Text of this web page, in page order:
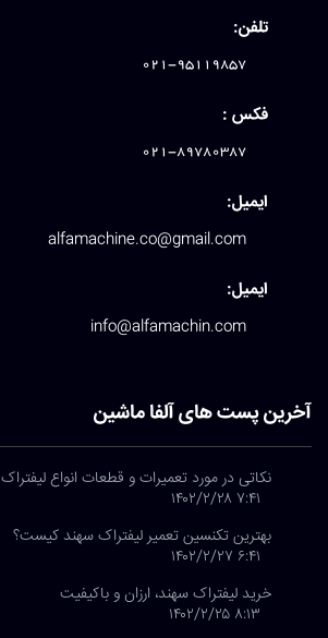
تلفن:
021-95119857
فکس :
021-89780387
ایمیل:
alfamachine.co@gmail.com
ایمیل:
info@alfamachin.com
آخرین پست های آلفا ماشین
نکاتی در مورد تعمیرات و قطعات انواع لیفتراک
۷:۴۱ ۱۴۰۲/۲/۲۸
بهترین تکنسین تعمیر لیفتراک سهند کیست؟
۶:۴۱ ۱۴۰۲/۲/۲۷
خرید لیفتراک سهند، ارزان و باکیفیت
۸:۱۳ ۱۴۰۲/۲/۲۵